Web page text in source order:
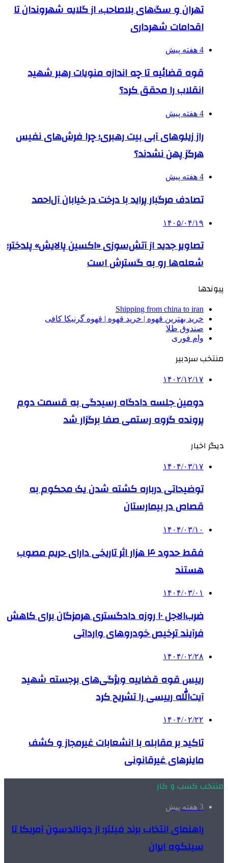
تهران و سگ‌های بلاصاحب، از گلایه شهروندان تا
اقدامات شهرداری
4 هفته پیش
قوه قضائیه تا چه اندازه منویات رهبر شهید
انقلاب را محقق کرد؟
4 هفته پیش
راز زیلوهای آبی بیت رهبری؛ چرا فرش‌های نفیس
هرگز پهن نشدند؟
4 هفته پیش
تصادف مرگبار پراید با درخت در خیابان آل‌احمد
۱۴۰۵/۰۴/۱۹
تصاویر جدید از آتش‌سوزی «اکسین پالایش» پلدختر؛
شعله‌ها رو به گسترش است
پیوندها
Shipping from china to iran
خرید بهترین قهوه | خرید قهوه | قهوه گرنیکا کافی
صندوق طلا
وام فوری
منتخب سردبیر
۱۴۰۲/۱۲/۱۷
دومین جلسه دادگاه رسیدگی به قسمت دوم
پرونده گروه رستمی صفا برگزار شد
دیگر اخبار
۱۴۰۴/۰۳/۱۷
توضیحاتی درباره کشته شدن یک محکوم به
قصاص در بیمارستان
۱۴۰۴/۰۳/۱۰
فقط حدود ۴ هزار اثر تاریخی دارای حریم مصوب
هستند
۱۴۰۴/۰۳/۰۱
ضرب‌الاجل ۱۰ روزه دادگستری هرمزگان برای کاهش
فرآیند ترخیص خودروهای وارداتی
۱۴۰۴/۰۲/۲۸
رییس قوه قضاییه ویژگی‌های برجسته شهید
آیت‌الله رییسی را تشریح کرد
۱۴۰۴/۰۲/۲۲
تاکید بر مقابله با انشعابات غیرمجاز و کشف
ماینرهای غیرقانونی
منتخب کسب و کار
3 هفته پیش
راهنمای انتخاب برند فیلتر؛ از دونالدسون آمریکا تا
سیلکوه ایران